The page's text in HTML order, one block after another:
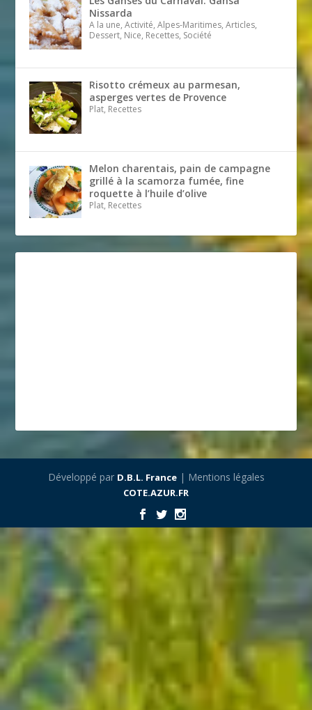
Nissarda
A la une, Activité, Alpes-Maritimes, Articles,
Dessert, Nice, Recettes, Société
Risotto crémeux au parmesan,
asperges vertes de Provence
Plat, Recettes
Melon charentais, pain de campagne
grillé à la scamorza fumée, fine
roquette à l’huile d’olive
Plat, Recettes
Développé par D.B.L. France| Mentions légales
COTE.AZUR.FR